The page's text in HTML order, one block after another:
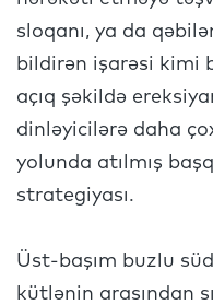
sloqanı, ya da
bildirən işarəsi kimi
açıq şəkildə
dinləyicilərə daha
yolunda atılmış
strategiyası.
Üst-başım buzlu
kütlənin arasından